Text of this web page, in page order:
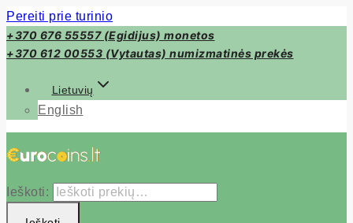
Pereiti prie turinio
+370 676 55557 (Egidijus) monetos
+370 612 00553 (Vytautas) numizmatinės prekės
Lietuvių
English
Ieškoti: